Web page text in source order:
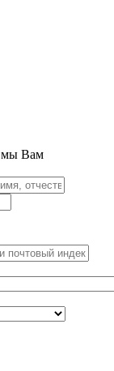
мы Вам